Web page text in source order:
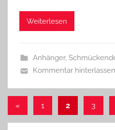
Weiterlesen
Anhänger,
Kommentar hinterlassen
der
«Vorherige
1 2 3